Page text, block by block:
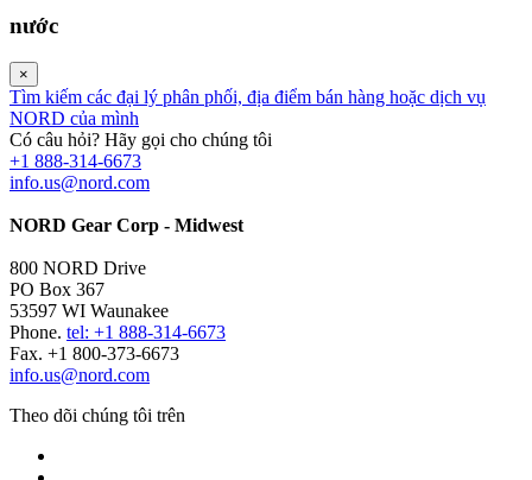
nước
×
Tìm kiếm các đại lý phân phối, địa điểm bán hàng hoặc dịch vụ
NORD của mình
Có câu hỏi? Hãy gọi cho chúng tôi
+1 888-314-6673
info.us@nord.com
NORD Gear Corp - Midwest
800 NORD Drive
PO Box 367
53597 WI Waunakee
Phone. tel: +1 888-314-6673
Fax. +1 800-373-6673
info.us@nord.com
Theo dõi chúng tôi trên